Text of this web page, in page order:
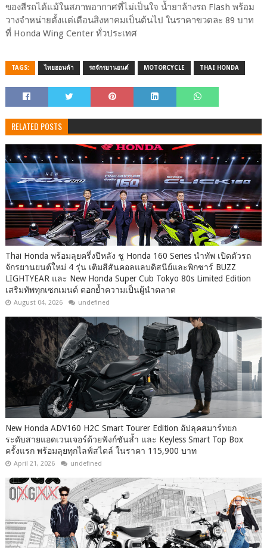
ของสีรถได้แม้ในสภาพอากาศที่ไม่เป็นใจ น้ำยาล้างรถ Flash พร้อม
วางจำหน่ายตั้งแต่เดือนสิงหาคมเป็นต้นไป ในราคาขวดละ 89 บาท
ที่ Honda Wing Center ทั่วประเทศ
TAGS: ไทยฮอนด้า รถจักรยานยนต์ MOTORCYCLE THAI HONDA
RELATED POSTS
Thai Honda พร้อมลุยครึ่งปีหลัง ชู Honda 160 Series นำทัพ เปิดตัวรถ
จักรยานยนต์ใหม่ 4 รุ่น เติมสีสันคอลแลบดิสนีย์และพิกซาร์ BUZZ
LIGHTYEAR และ New Honda Super Cub Tokyo 80s Limited Edition
เสริมทัพทุกเซกเมนต์ ตอกย้ำความเป็นผู้นำตลาด
August 04, 2026 undefined
New Honda ADV160 H2C Smart Tourer Edition อัปลุคสมาร์ทยก
ระดับสายแอดเวนเจอร์ด้วยฟังก์ชันล้ำ และ Keyless Smart Top Box
ครั้งแรก พร้อมลุยทุกไลฟ์สไตล์ ในราคา 115,900 บาท
April 21, 2026 undefined